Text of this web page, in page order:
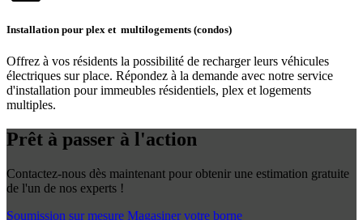
Installation pour plex et multilogements (condos)
Offrez à vos résidents la possibilité de recharger leurs véhicules
électriques sur place. Répondez à la demande avec notre service
d'installation pour immeubles résidentiels, plex et logements
multiples.
Prêt à passer à l'action
Contactez-nous dès maintenant pour obtenir une estimation gratuite
de l'un de nos experts !
Soumission sur mesure Magasiner votre borne